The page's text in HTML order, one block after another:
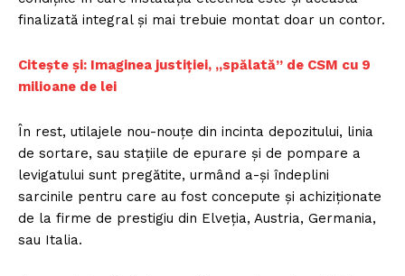
finalizată integral și mai trebuie montat doar un contor.
Citește și: Imaginea justiției, „spălată” de CSM cu 9
milioane de lei
În rest, utilajele nou-nouțe din incinta depozitului, linia
de sortare, sau stațiile de epurare și de pompare a
levigatului sunt pregătite, urmând a-și îndeplini
sarcinile pentru care au fost concepute și achiziționate
de la firme de prestigiu din Elveția, Austria, Germania,
sau Italia.